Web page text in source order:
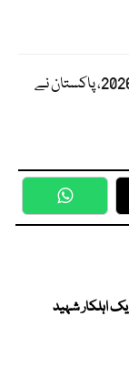
انٹرنیشنل نیوکلیئر سائنس اولمپیاڈ 2026، پاکستان نے
اہلکار شہید